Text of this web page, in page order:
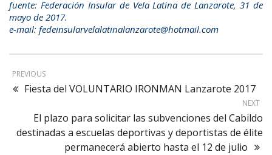
fuente: Federación Insular de Vela Latina de Lanzarote, 31 de
mayo de 2017.
e-mail: fedeinsularvelalatinalanzarote@hotmail.com
PREVIOUS
Fiesta del VOLUNTARIO IRONMAN Lanzarote 2017
NEXT
El plazo para solicitar las subvenciones del Cabildo
destinadas a escuelas deportivas y deportistas de élite
permanecerá abierto hasta el 12 de julio